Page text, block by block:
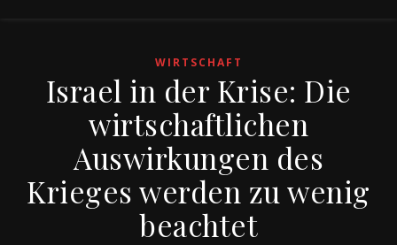
WIRTSCHAFT
Israel in der Krise: Die
wirtschaftlichen
Auswirkungen des
Krieges werden zu wenig
beachtet